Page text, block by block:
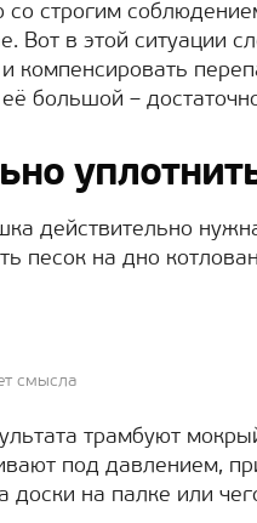
строгим
Вот в этой ситуации
и компенсировать
большой –
действительно
песок на дно
смысла
трамбуют
под давлением,
доски на палке или